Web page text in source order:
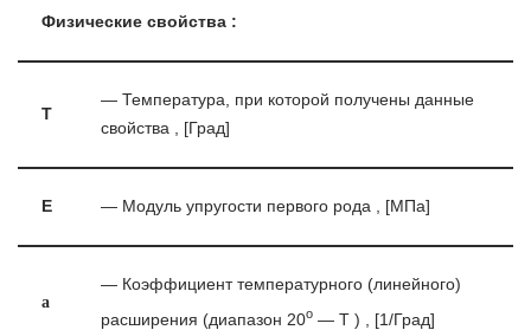
Физические свойства :
T
— Температура, при которой получены данные
свойства , [Град]
E — Модуль упругости первого рода , [МПа]
a
— Коэффициент температурного (линейного)
расширения (диапазон 20o — T ) , [1/Град]